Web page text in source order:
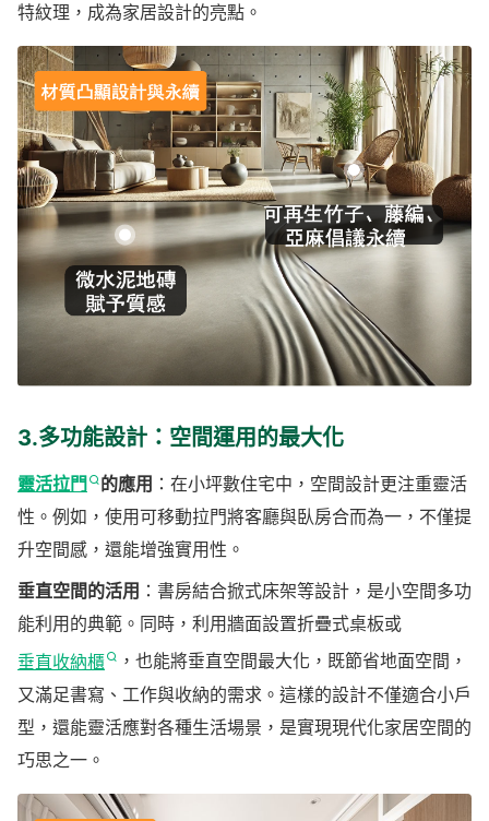
特紋理，成為家居設計的亮點。
3.多功能設計：空間運用的最大化
靈活拉門 的應用 ：在小坪數住宅中，空間設計更注重靈活
性。例如，使用可移動拉門將客廳與臥房合而為一，不僅提
升空間感，還能增強實用性。
垂直空間的活用 ：書房結合掀式床架等設計，是小空間多功
能利用的典範。同時，利用牆面設置折疊式桌板或
垂直收納櫃
，也能將垂直空間最大化，既節省地面空間，
又滿足書寫、工作與收納的需求。這樣的設計不僅適合小戶
型，還能靈活應對各種生活場景，是實現現代化家居空間的
巧思之一。